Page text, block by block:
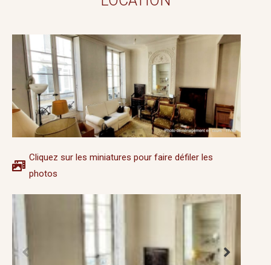
Cliquez sur les miniatures pour faire défiler les
photos